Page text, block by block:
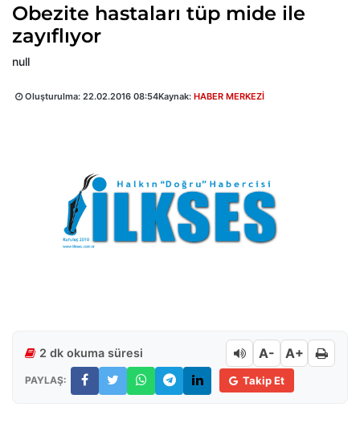
Obezite hastaları tüp mide ile
zayıflıyor
null
Oluşturulma: 22.02.2016 08:54Kaynak: HABER MERKEZİ
2 dk okuma süresi A- A+
PAYLAŞ: Takip Et